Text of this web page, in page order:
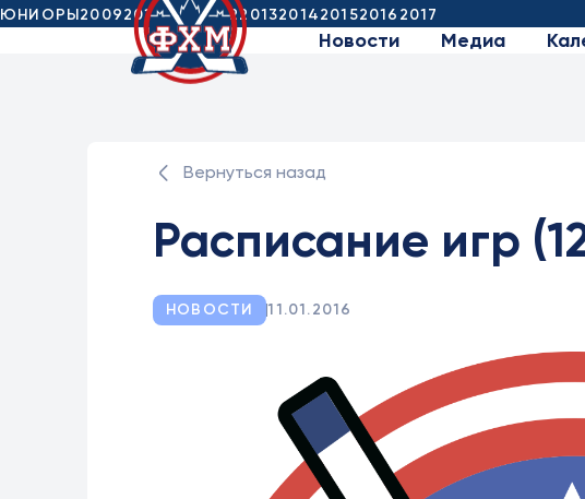
ЮНИОРЫ20092010201120122013201420152016 2017
Новости Медиа
Вернуться назад
Расписание игр
НОВОСТИ 11.01.2016